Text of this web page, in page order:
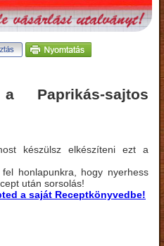
Paprikás-sajtos
készülsz elkészíteni ezt a
honlapunkra, hogy nyerhess
után sorsolás!
a saját Receptkönyvedbe!